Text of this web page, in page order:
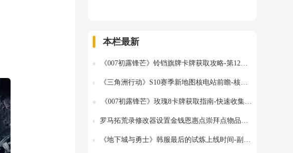
本栏最新
《007初露锋芒》铃铛旗牌卡牌获取攻略-第12章详细位置解析
《三角洲行动》S10赛季新地图核电站前瞻-核电站地图详解与机制介绍
《007初露锋芒》玫瑰8卡牌获取指南-快速收集攻略
罗马拓荒录修改器设置金钱恩惠点崇拜点物品添加面板技能等级调节-详细指南
《地下城与勇士》韩服最后的试炼上线时间-副本机制与BOSS介绍